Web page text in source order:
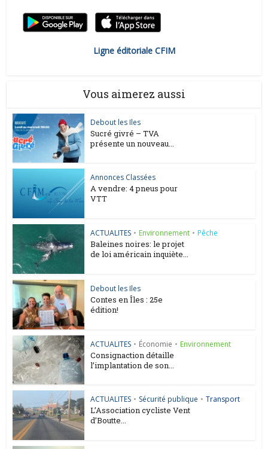
Ligne éditoriale CFIM
Vous aimerez aussi
Debout les Iles
Sucré givré – TVA
présente un nouveau...
Annonces Classées
A vendre: 4 pneus pour
VTT
ACTUALITES • Environnement • Pêche
Baleines noires: le projet
de loi américain inquiète...
Debout les Iles
Contes en Îles : 25e
édition!
ACTUALITES • Économie • Environnement
Consignaction détaille
l’implantation de son...
ACTUALITES • Sécurité publique • Transport
L’Association cycliste Vent
d’Boutte...